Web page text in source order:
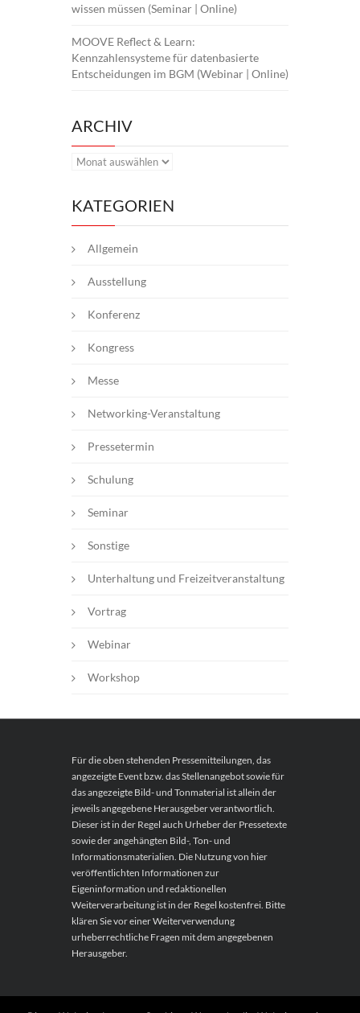
wissen müssen (Seminar | Online)
MOOVE Reflect & Learn:
Kennzahlensysteme für datenbasierte
Entscheidungen im BGM (Webinar | Online)
ARCHIV
Archiv
KATEGORIEN
Allgemein
Ausstellung
Konferenz
Kongress
Messe
Networking-Veranstaltung
Pressetermin
Schulung
Seminar
Sonstige
Unterhaltung und Freizeitveranstaltung
Vortrag
Webinar
Workshop
Für die oben stehenden Pressemitteilungen, das
angezeigte Event bzw. das Stellenangebot sowie für
das angezeigte Bild- und Tonmaterial ist allein der
jeweils angegebene Herausgeber verantwortlich.
Dieser ist in der Regel auch Urheber der Pressetexte
sowie der angehängten Bild-, Ton- und
Informationsmaterialien. Die Nutzung von hier
veröffentlichten Informationen zur
Eigeninformation und redaktionellen
Weiterverarbeitung ist in der Regel kostenfrei. Bitte
klären Sie vor einer Weiterverwendung
urheberrechtliche Fragen mit dem angegebenen
Herausgeber.